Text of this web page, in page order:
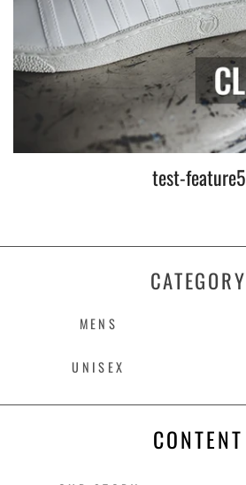
test-feature5
CATEGORY
MENS
UNISEX
CONTENT